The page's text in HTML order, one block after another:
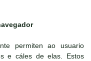
permiten ao usuario
e cáles de elas. Estos